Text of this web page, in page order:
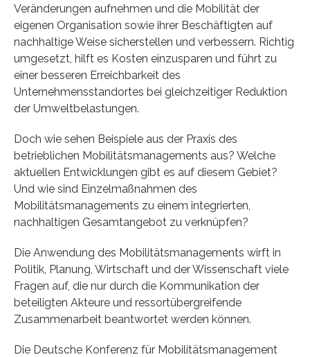
Veränderungen aufnehmen und die Mobilität der
eigenen Organisation sowie ihrer Beschäftigten auf
nachhaltige Weise sicherstellen und verbessern. Richtig
umgesetzt, hilft es Kosten einzusparen und führt zu
einer besseren Erreichbarkeit des
Unternehmensstandortes bei gleichzeitiger Reduktion
der Umweltbelastungen.
Doch wie sehen Beispiele aus der Praxis des
betrieblichen Mobilitätsmanagements aus? Welche
aktuellen Entwicklungen gibt es auf diesem Gebiet?
Und wie sind Einzelmaßnahmen des
Mobilitätsmanagements zu einem integrierten,
nachhaltigen Gesamtangebot zu verknüpfen?
Die Anwendung des Mobilitätsmanagements wirft in
Politik, Planung, Wirtschaft und der Wissenschaft viele
Fragen auf, die nur durch die Kommunikation der
beteiligten Akteure und ressortübergreifende
Zusammenarbeit beantwortet werden können.
Die Deutsche Konferenz für Mobilitätsmanagement